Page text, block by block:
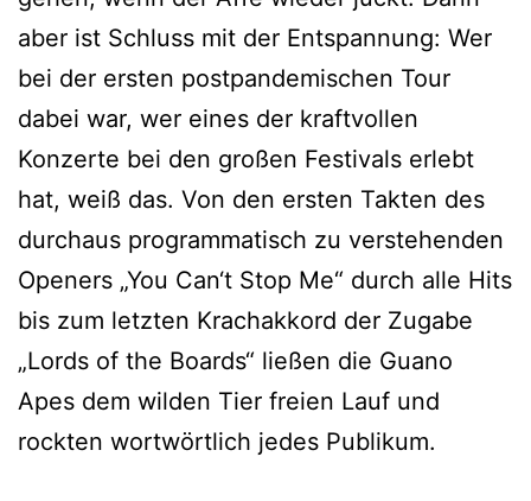
aber ist Schluss mit der Entspannung: Wer
bei der ersten postpandemischen Tour
dabei war, wer eines der kraftvollen
Konzerte bei den großen Festivals erlebt
hat, weiß das. Von den ersten Takten des
durchaus programmatisch zu verstehenden
Openers „You Can‘t Stop Me“ durch alle Hits
bis zum letzten Krachakkord der Zugabe
„Lords of the Boards“ ließen die Guano
Apes dem wilden Tier freien Lauf und
rockten wortwörtlich jedes Publikum.